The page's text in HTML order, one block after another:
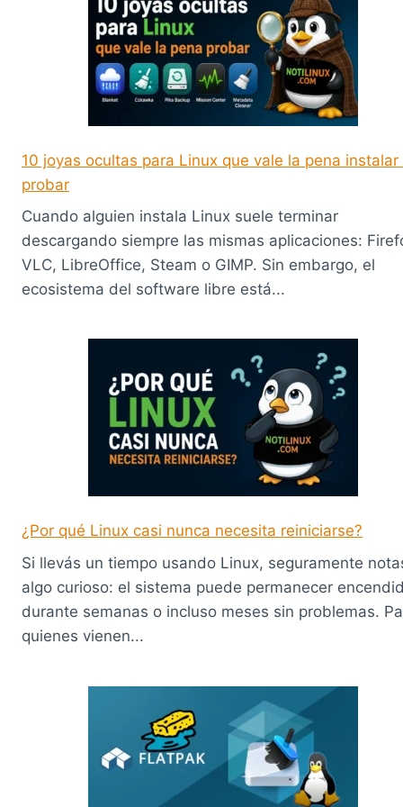
10 joyas ocultas para Linux que vale la pena instalar
probar
Cuando alguien instala Linux suele terminar
descargando siempre las mismas aplicaciones:
VLC, LibreOffice, Steam o GIMP. Sin embargo, el
ecosistema del software libre está...
¿Por qué Linux casi nunca necesita reiniciarse?
Si llevás un tiempo usando Linux, seguramente
algo curioso: el sistema puede permanecer
durante semanas o incluso meses sin problemas.
quienes vienen...